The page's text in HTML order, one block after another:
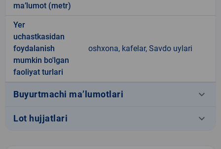
ma’lumot (metr)
Yer
uchastkasidan
foydalanish
mumkin bo'lgan
faoliyat turlari
oshxona, kafelar, Savdo uylari
Buyurtmachi ma’lumotlari keyboard_arrow_down
Lot hujjatlari keyboard_arrow_down